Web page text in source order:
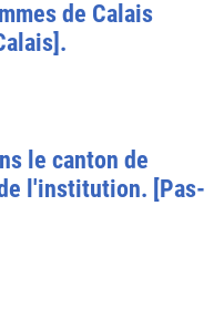
de Calais
le canton de
l'institution. [Pas-